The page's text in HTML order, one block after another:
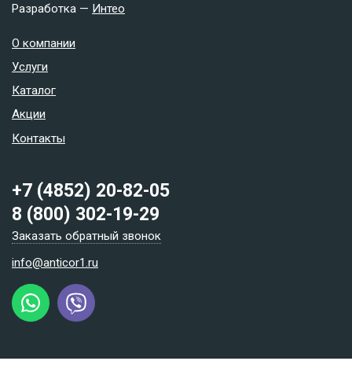
Разработка — Интео
О компании
Услуги
Каталог
Акции
Контакты
+7 (4852) 20-82-05
8 (800) 302-19-29
Заказать обратный звонок
info@anticor1.ru